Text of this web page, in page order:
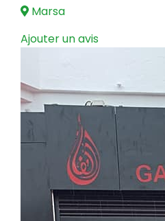
Marsa
Ajouter un avis